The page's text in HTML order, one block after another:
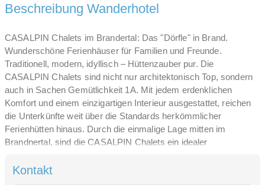
Beschreibung Wanderhotel
CASALPIN Chalets im Brandertal: Das "Dörfle" in Brand.
Wunderschöne Ferienhäuser für Familien und Freunde.
Traditionell, modern, idyllisch – Hüttenzauber pur. Die
CASALPIN Chalets sind nicht nur architektonisch Top, sondern
auch in Sachen Gemütlichkeit 1A. Mit jedem erdenklichen
Komfort und einem einzigartigen Interieur ausgestattet, reichen
die Unterkünfte weit über die Standards herkömmlicher
Ferienhütten hinaus. Durch die einmalige Lage mitten im
Brandnertal, sind die CASALPIN Chalets ein idealer
gleichermaßen. Im Sommer lädt die traumhafte Bergewelt ein
Kontakt